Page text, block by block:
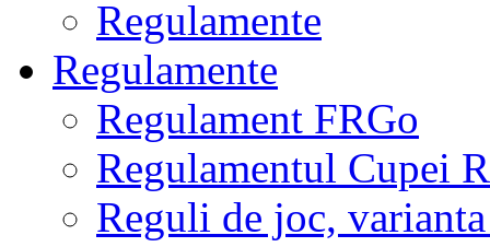
Regulamente
Regulamente
Regulament FRGo
Regulamentul Cupei
Reguli de joc,